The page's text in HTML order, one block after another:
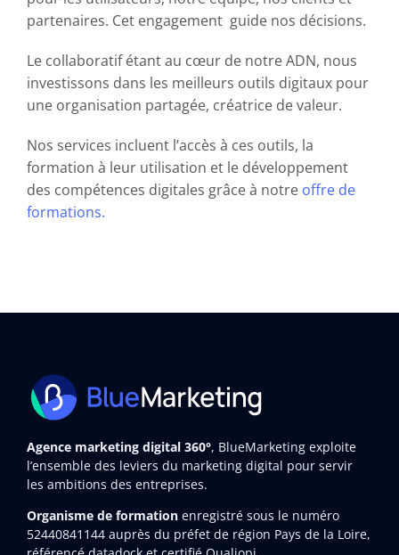
partenaires. Cet engagement guide nos décisions.
Le collaboratif étant au cœur de notre ADN, nous
investissons dans les meilleurs outils digitaux pour
une organisation partagée, créatrice de valeur.
Nos services incluent l’accès à ces outils, la
formation à leur utilisation et le développement
des compétences digitales grâce à notre offre de
formations.
Agence marketing digital 360°, BlueMarketing exploite
l’ensemble des leviers du marketing digital pour servir
les ambitions des entreprises.
Organisme de formation enregistré sous le numéro
52440841144auprès du préfet de région Pays de la Loire,